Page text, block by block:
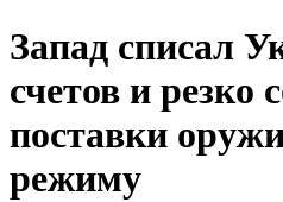
Запад списал
счетов и резко
поставки
режиму